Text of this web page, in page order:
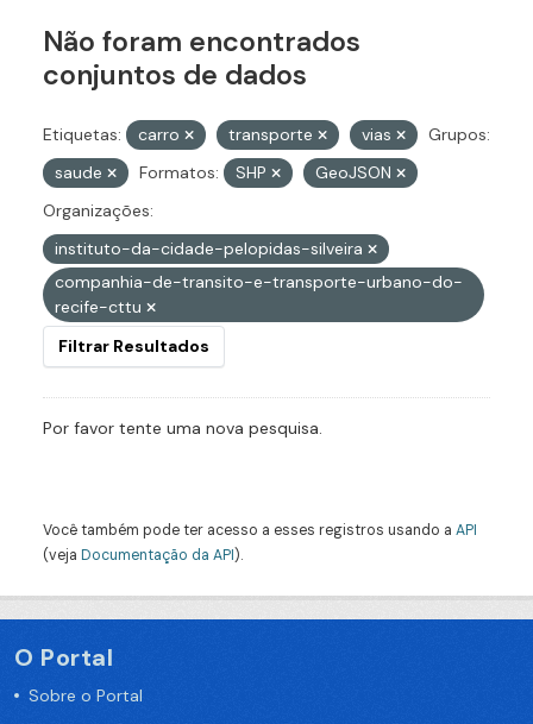
Não foram encontrados
conjuntos de dados
Etiquetas: carro transporte vias
Grupos:
saude
Formatos: SHP
GeoJSON
Organizações:
instituto-da-cidade-pelopidas-silveira
companhia-de-transito-e-transporte-urbano-do-
recife-cttu
Filtrar Resultados
Por favor tente uma nova pesquisa.
Você também pode ter acesso a esses registros usando a API
(veja Documentação da API).
O Portal
Sobre o Portal